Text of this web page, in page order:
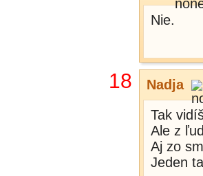
Nie.
18 Nadja
Tak
Ale z
Aj zo
Jeden